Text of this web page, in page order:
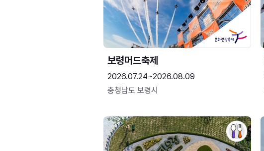
보령머드축제
2026.07.24~2026.08.09
충청남도 보령시